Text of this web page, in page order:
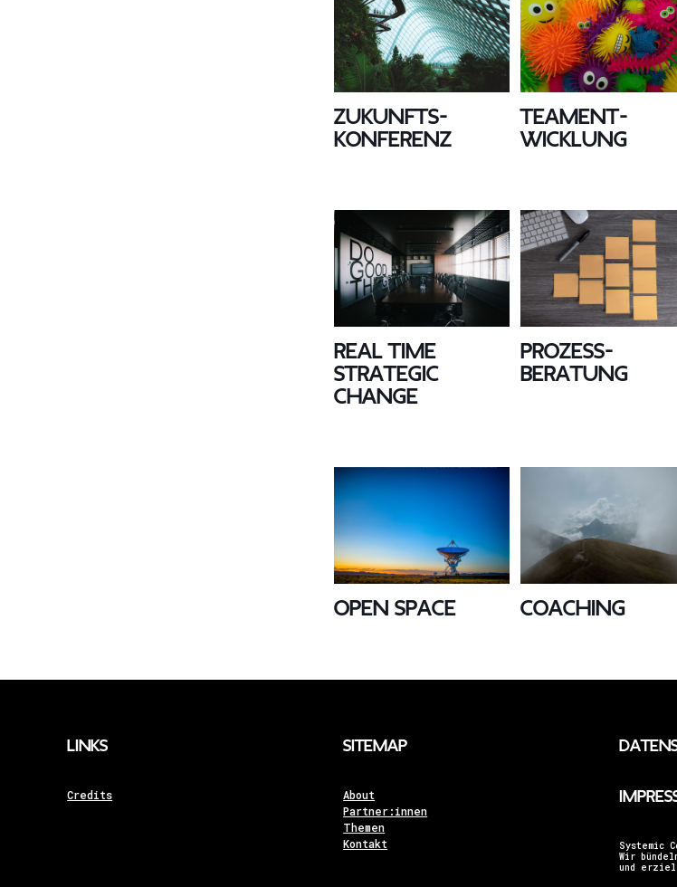
Zukunfts­
konferenz
Teament­
wicklung
Real Time
Strategic
Change
Prozess­
beratung
Open Space Coaching
Links
Credits
Sitemap
About
Partner:innen
Themen
Kontakt
Systemic
Wir
und